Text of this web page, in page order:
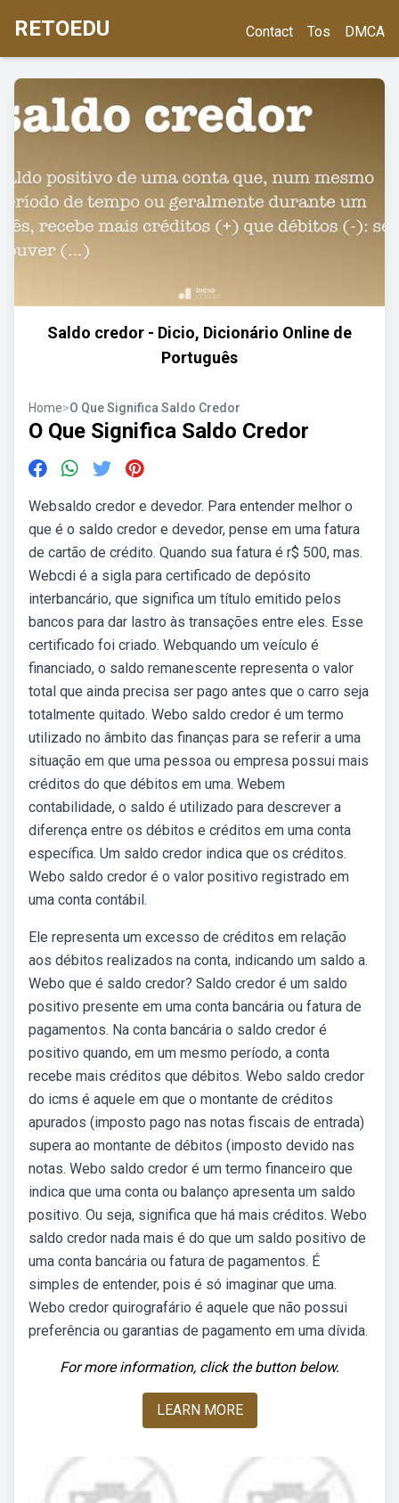
RETOEDU Contact Tos DMCA
Saldo credor - Dicio, Dicionário Online de
Português
Home>O Que Significa Saldo Credor
O Que Significa Saldo Credor
Websaldo credor e devedor. Para entender melhor o
que é o saldo credor e devedor, pense em uma fatura
de cartão de crédito. Quando sua fatura é r$ 500, mas.
Webcdi é a sigla para certificado de depósito
interbancário, que significa um título emitido pelos
bancos para dar lastro às transações entre eles. Esse
certificado foi criado. Webquando um veículo é
financiado, o saldo remanescente representa o valor
total que ainda precisa ser pago antes que o carro seja
totalmente quitado. Webo saldo credor é um termo
utilizado no âmbito das finanças para se referir a uma
situação em que uma pessoa ou empresa possui mais
créditos do que débitos em uma. Webem
contabilidade, o saldo é utilizado para descrever a
diferença entre os débitos e créditos em uma conta
específica. Um saldo credor indica que os créditos.
Webo saldo credor é o valor positivo registrado em
uma conta contábil.
Ele representa um excesso de créditos em relação
aos débitos realizados na conta, indicando um saldo a.
Webo que é saldo credor? Saldo credor é um saldo
positivo presente em uma conta bancária ou fatura de
pagamentos. Na conta bancária o saldo credor é
positivo quando, em um mesmo período, a conta
recebe mais créditos que débitos. Webo saldo credor
do icms é aquele em que o montante de créditos
apurados (imposto pago nas notas fiscais de entrada)
supera ao montante de débitos (imposto devido nas
notas. Webo saldo credor é um termo financeiro que
indica que uma conta ou balanço apresenta um saldo
positivo. Ou seja, significa que há mais créditos. Webo
saldo credor nada mais é do que um saldo positivo de
uma conta bancária ou fatura de pagamentos. É
simples de entender, pois é só imaginar que uma.
Webo credor quirografário é aquele que não possui
preferência ou garantias de pagamento em uma dívida.
For more information, click the button below.
LEARN MORE